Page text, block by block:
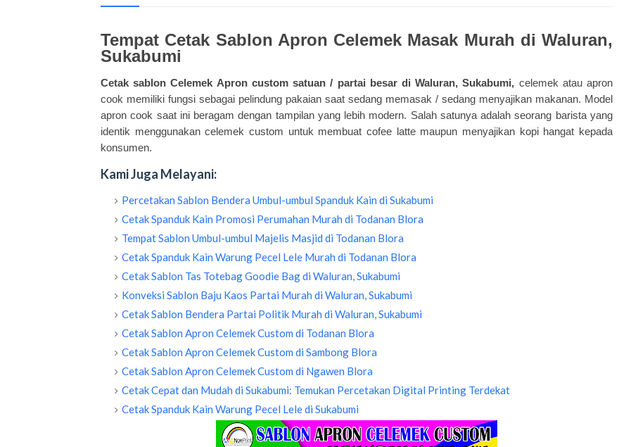
Tempat Cetak Sablon Apron Celemek Masak Murah di Waluran,
Sukabumi
Cetak sablon Celemek Apron customsatuan / partai besar di Waluran, Sukabumi, celemek atau apron
cook memiliki fungsi sebagai pelindung pakaian saat sedang memasak / sedang menyajikan makanan. Model
apron cook saat ini beragam dengan tampilan yang lebih modern. Salah satunya adalah seorang barista yang
identik menggunakan celemek custom untuk membuat cofee latte maupun menyajikan kopi hangat kepada
konsumen.
Kami Juga Melayani:
Percetakan Sablon Bendera Umbul-umbul Spanduk Kain di Sukabumi
Cetak Spanduk Kain Promosi Perumahan Murah di Todanan Blora
Tempat Sablon Umbul-umbul Majelis Masjid di Todanan Blora
Cetak Spanduk Kain Warung Pecel Lele Murah di Todanan Blora
Cetak Sablon Tas Totebag Goodie Bag di Waluran, Sukabumi
Konveksi Sablon Baju Kaos Partai Murah di Waluran, Sukabumi
Cetak Sablon Bendera Partai Politik Murah di Waluran, Sukabumi
Cetak Sablon Apron Celemek Custom di Todanan Blora
Cetak Sablon Apron Celemek Custom di Sambong Blora
Cetak Sablon Apron Celemek Custom di Ngawen Blora
Cetak Cepat dan Mudah di Sukabumi: Temukan Percetakan Digital Printing Terdekat
Cetak Spanduk Kain Warung Pecel Lele di Sukabumi